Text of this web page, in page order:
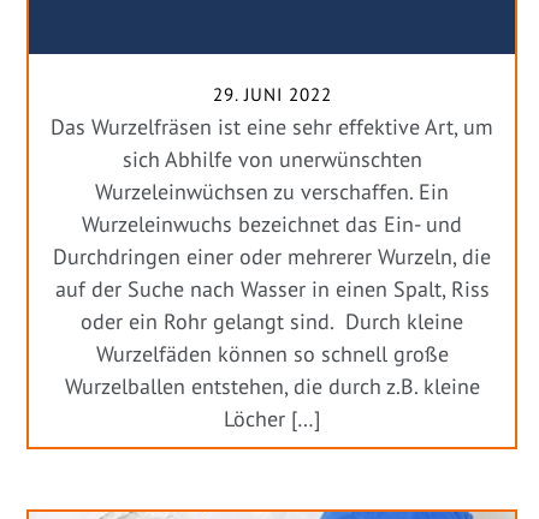
29. JUNI 2022
Das Wurzelfräsen ist eine sehr effektive Art, um
sich Abhilfe von unerwünschten
Wurzeleinwüchsen zu verschaffen. Ein
Wurzeleinwuchs bezeichnet das Ein- und
Durchdringen einer oder mehrerer Wurzeln, die
auf der Suche nach Wasser in einen Spalt, Riss
oder ein Rohr gelangt sind. Durch kleine
Wurzelfäden können so schnell große
Wurzelballen entstehen, die durch z.B. kleine
Löcher […]